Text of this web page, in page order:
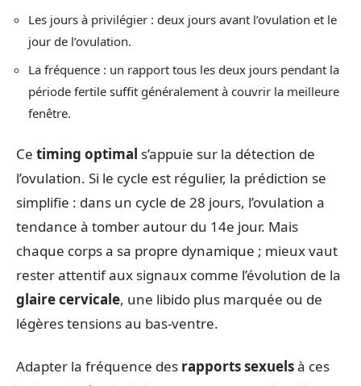
Les jours à privilégier : deux jours avant l’ovulation et le
jour de l’ovulation.
La fréquence : un rapport tous les deux jours pendant la
période fertile suffit généralement à couvrir la meilleure
fenêtre.
Ce timing optimal s’appuie sur la détection de
l’ovulation. Si le cycle est régulier, la prédiction se
simplifie : dans un cycle de 28 jours, l’ovulation a
tendance à tomber autour du 14e jour. Mais
chaque corps a sa propre dynamique ; mieux vaut
rester attentif aux signaux comme l’évolution de la
glaire cervicale, une libido plus marquée ou de
légères tensions au bas-ventre.
Adapter la fréquence des rapports sexuelsà ces